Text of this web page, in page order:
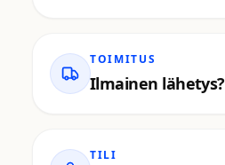
TOIMITUS
Ilmainen lähetys?
TILI